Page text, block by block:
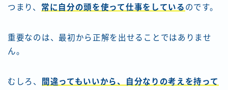
つまり、 常に自分の頭を使って仕事をしている のです。
重要なのは、最初から正解を出せることではありませ
ん。
むしろ、
間違ってもいいから、自分なりの考えを持って